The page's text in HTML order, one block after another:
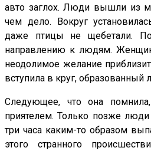
авто заглох. Люди вышли из
чем дело. Вокруг
даже птицы не щебетали.
направлению к людям.
неодолимое желание
вступила в круг, образованный
Следующее, что она
приятелем. Только позже
три часа каким-то образом
этого странного